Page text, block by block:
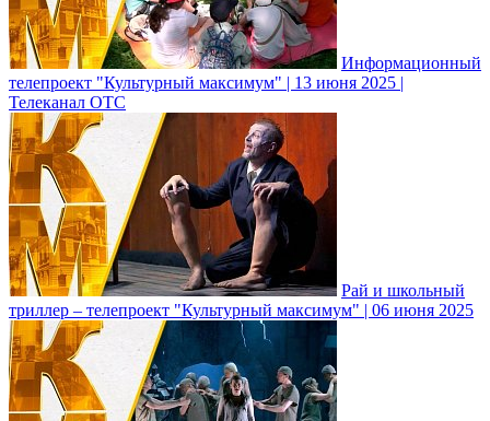
Информационный
телепроект "Культурный максимум" | 13 июня 2025 |
Телеканал ОТС
Рай и школьный
триллер – телепроект "Культурный максимум" | 06 июня 2025